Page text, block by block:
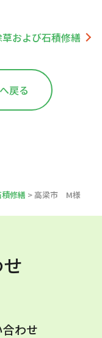
および石積修繕
戻る
修繕 > 高梁市 M様
わせ